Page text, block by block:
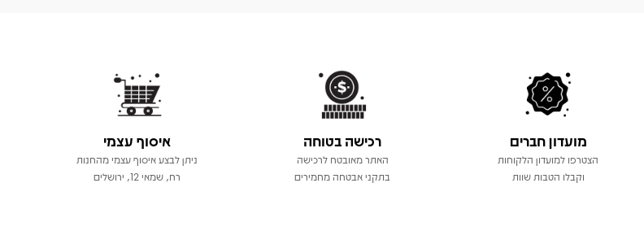
מועדון חברים
הצטרפו למועדון הלקוחות
וקבלו הטבות שוות
רכישה בטוחה
האתר מאובטח לרכישה
בתקני אבטחה מחמירים
איסוף עצמי
ניתן לבצע איסוף עצמי מהחנות
רח, שמאי 12, ירושלים